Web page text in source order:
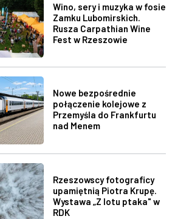
Wino, sery i muzyka w fosie
Zamku Lubomirskich.
Rusza Carpathian Wine
Fest w Rzeszowie
Nowe bezpośrednie
połączenie kolejowe z
Przemyśla do Frankfurtu
nad Menem
Rzeszowscy fotograficy
upamiętnią Piotra Krupę.
Wystawa „Z lotu ptaka" w
RDK